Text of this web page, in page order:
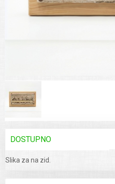
DOSTUPNO
Slika za na zid.